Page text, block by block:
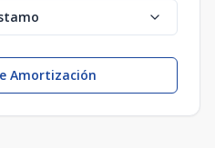
Amortización